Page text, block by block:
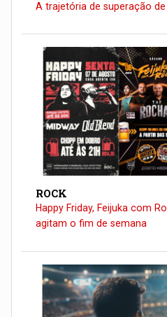
A trajetória de superação
ROCK
Happy Friday, Feijuka com
agitam o fim de semana